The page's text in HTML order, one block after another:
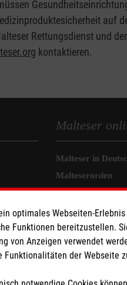
auf
Rettungsdienst und
kontaktieren.
Malteser
Malteser in
Malteserorden
Malteser Jugend
Malteser
Sharepoint
eingetragene gemeinnützige
optimales Webseiten-
Funktionen bereitzustellen.
von Anzeigen verwendet
der Webseite